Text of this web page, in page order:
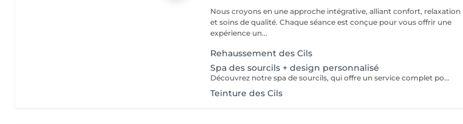
Nous croyons en une approche intégrative, alliant confort, relaxation
et soins de qualité. Chaque séance est conçue pour vous offrir une
expérience un...
Rehaussement des Cils
Spa des sourcils + design personnalisé
Découvrez notre spa de sourcils, qui offre un service complet pour sublimer vos sourcils. Notre protocole inclut une exfoliation douce pour préparer la peau, une hydratation nourrissante pour un confort optimal, et une épilation précise par threading pour révéler la beauté naturelle de vos sourcils. Offrez à votre regard une attention particulière et laissez-nous vous aider à obtenir des sourcils parfaitement définis et radieux.
Teinture des Cils